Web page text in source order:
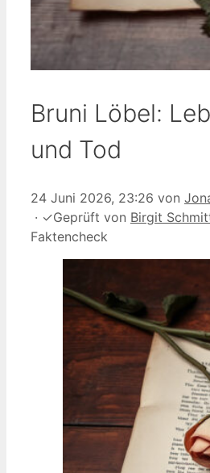
Bruni Löbel:
und Tod
24 Juni 2026, 23:26 von
· ✓Geprüft von Birgit
Faktencheck